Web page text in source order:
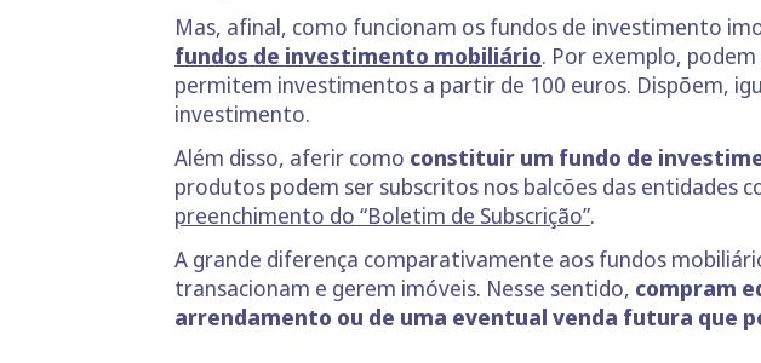
Mas, afinal, como funcionam os fundos de investimento
fundos de investimento mobiliário. Por exemplo,
permitem investimentos a partir de 100 euros. Dispõem,
investimento.
Além disso, aferir como constituir um fundo de
produtos podem ser subscritos nos balcões das
preenchimento do “Boletim de Subscrição”.
A grande diferença comparativamente aos fundos
transacionam e gerem imóveis. Nesse sentido, compram
arrendamento ou de uma eventual venda futura que